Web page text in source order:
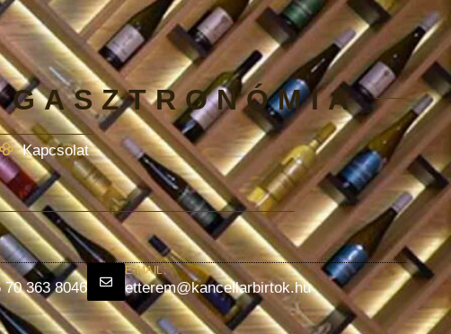
Kapcsolat
363 8046
E-MAIL:
etterem@kancellarbirtok.hu